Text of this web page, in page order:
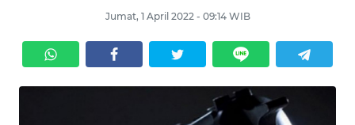
Jumat, 1 April 2022 - 09:14 WIB
KRIMINAL
EKUIN